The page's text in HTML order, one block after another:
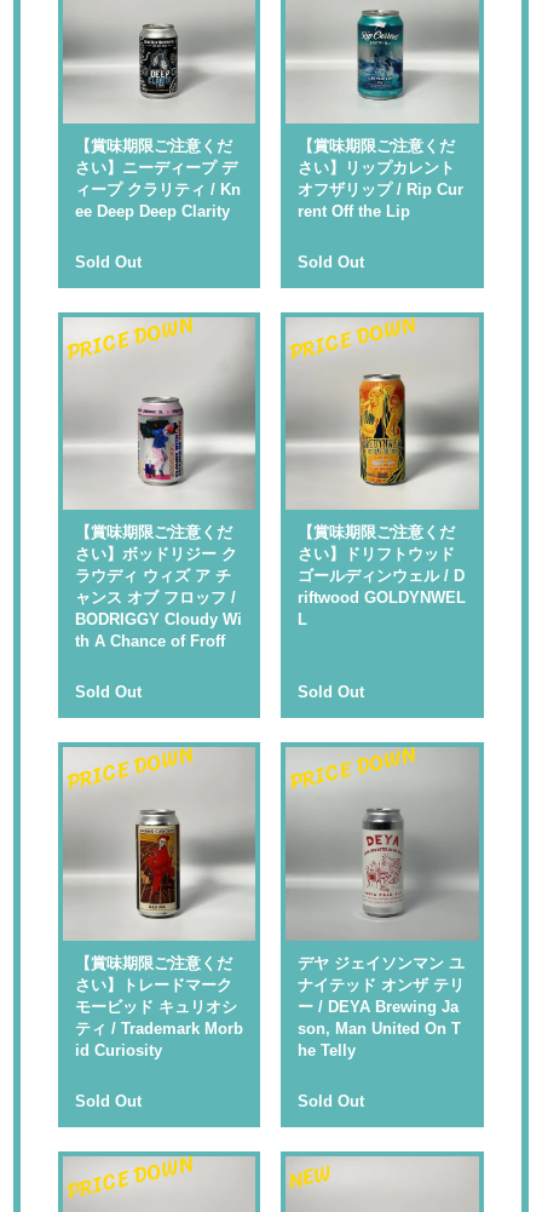
【賞味期限ご注意くだ
さい】ニーディープ デ
ィープ クラリティ / Kn
ee Deep Deep Clarity
Sold Out
【賞味期限ご注意くだ
さい】リップカレント
オフザリップ / Rip Cur
rent Off the Lip
Sold Out
PRICE DOWN
【賞味期限ご注意くだ
さい】ボッドリジー ク
ラウディ ウィズ ア チ
ャンス オブ フロッフ /
BODRIGGY Cloudy Wi
th A Chance of Froff
Sold Out
PRICE DOWN
【賞味期限ご注意くだ
さい】ドリフトウッド
ゴールディンウェル / D
riftwood GOLDYNWEL
L
Sold Out
PRICE DOWN
【賞味期限ご注意くだ
さい】トレードマーク
モービッド キュリオシ
ティ / Trademark Morb
id Curiosity
Sold Out
PRICE DOWN
デヤ ジェイソンマン ユ
ナイテッド オンザ テリ
ー / DEYA Brewing Ja
son, Man United On T
he Telly
Sold Out
PRICE DOWN NEW